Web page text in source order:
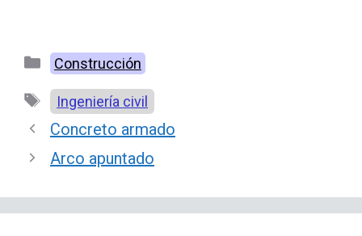
Categorías
Construcción
Etiquetas
Ingeniería civil
Concreto armado
Arco apuntado